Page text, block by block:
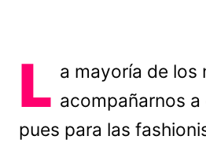
L a mayoría de los
acompañarnos
pues para las